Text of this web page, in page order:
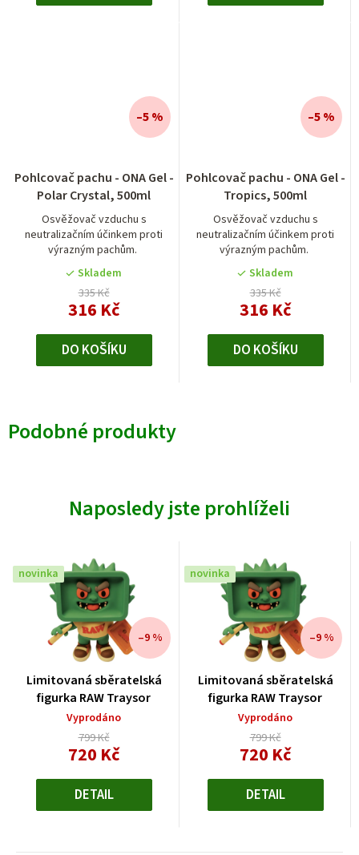
Pohlcovač pachu - ONA Gel -
Polar Crystal, 500ml
Osvěžovač vzduchu s
neutralizačním účinkem proti
výrazným pachům.
Skladem
335 Kč
316 Kč
–5 %
DO KOŠÍKU
Pohlcovač pachu - ONA Gel -
Tropics, 500ml
Osvěžovač vzduchu s
neutralizačním účinkem proti
výrazným pachům.
Skladem
335 Kč
316 Kč
–5 %
DO KOŠÍKU
Podobné produkty
Naposledy jste prohlíželi
novinka
Limitovaná sběratelská
figurka RAW Traysor
Vyprodáno
799 Kč
–9 %
720 KčMěrná
DETAIL
novinka
Limitovaná sběratelská
figurka RAW Traysor
Vyprodáno
799 Kč
–9 %
720 KčMěrná
DETAIL